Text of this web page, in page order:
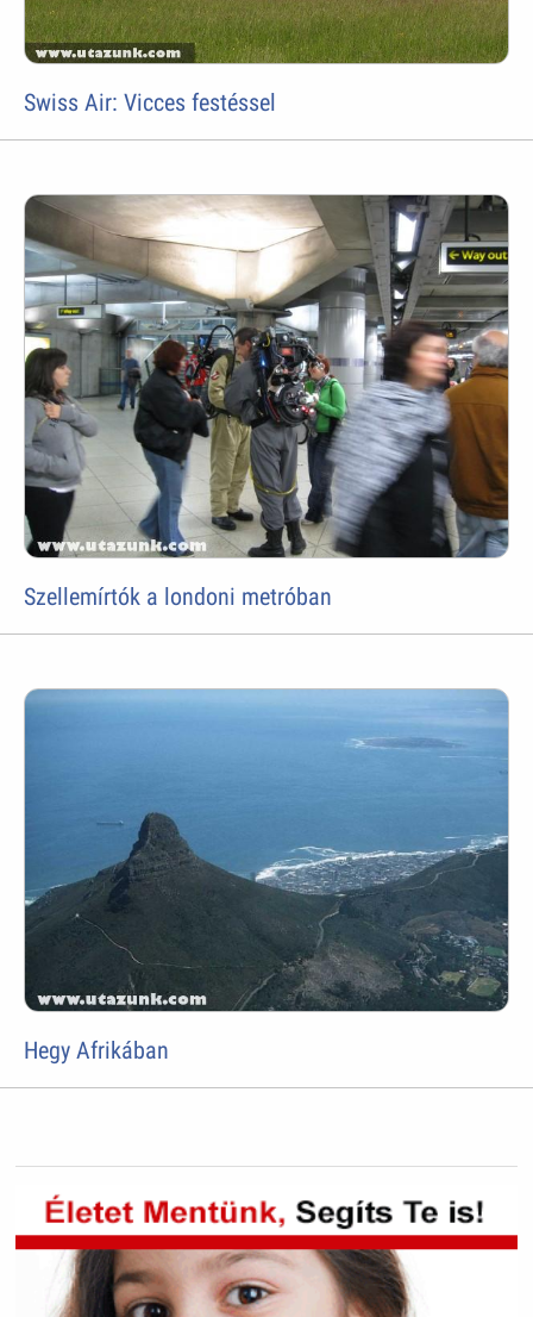
Swiss Air: Vicces festéssel
Szellemírtók a londoni metróban
Hegy Afrikában